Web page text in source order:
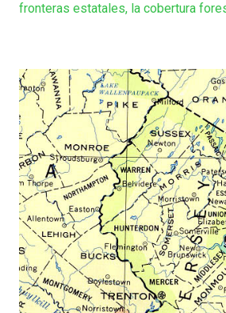
fronteras estatales, la cobertura